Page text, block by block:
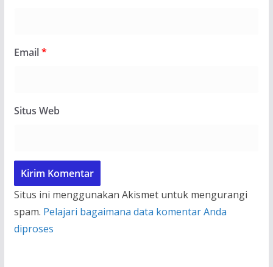
Email*
Situs Web
Situs ini menggunakan Akismet untuk mengurangi
spam. Pelajari bagaimana data komentar Anda
diproses